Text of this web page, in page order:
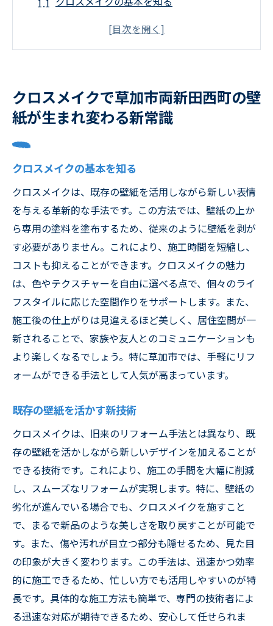
既存の壁紙を活かす新技術
クロスメイクが草加市で選ばれる理由
草加市で注目の次世代施工法クロスメイクの効
施工法の詳細とその効果
色褪せや汚れを一掃する技術力
クロスメイク成功の鍵とは
住まいの価値を高める施工
事例で見るクロスメイクのメリット
草加市での施工実績とお客様の声
壁の汚れをスッキリ解消！草加市で話題のクロ
スメイクが登場
クロスメイクで叶える清潔な壁
日常の汚れを防ぐ施工の仕組み
メンテナンス不要の新技術
お客様の感動の声を紹介
リフレッシュした空間での生活
草加市両新田西町でクロスメイク完成の裏側を
公開
実際の施工プロセスを詳しく紹介
壁紙リフレッシュのための準備
プロフェッショナルの技が光る瞬間
クロスメイクを選んだ理由
施工後のビフォーアフター
施工の流れと所要時間
クロスメイクの魅力を草加市で体感！壁紙リフ
クロスメイクで草加市両新田西町の壁
紙が生まれ変わる新常識
クロスメイクの基本を知る
クロスメイクは、既存の壁紙を活用しながら新しい表情
を与える革新的な手法です。この方法では、壁紙の上か
ら専用の塗料を塗布するため、従来のように壁紙を剥が
す必要がありません。これにより、施工時間を短縮し、
コストも抑えることができます。クロスメイクの魅力
は、色やテクスチャーを自由に選べる点で、個々のライ
フスタイルに応じた空間作りをサポートします。また、
施工後の仕上がりは見違えるほど美しく、居住空間が一
新されることで、家族や友人とのコミュニケーションも
より楽しくなるでしょう。特に草加市では、手軽にリフ
ォームができる手法として人気が高まっています。
既存の壁紙を活かす新技術
クロスメイクは、旧来のリフォーム手法とは異なり、既
存の壁紙を活かしながら新しいデザインを加えることが
できる技術です。これにより、施工の手間を大幅に削減
し、スムーズなリフォームが実現します。特に、壁紙の
劣化が進んでいる場合でも、クロスメイクを施すこと
で、まるで新品のような美しさを取り戻すことが可能で
す。また、傷や汚れが目立つ部分も隠せるため、見た目
の印象が大きく変わります。この手法は、迅速かつ効率
的に施工できるため、忙しい方でも活用しやすいのが特
長です。具体的な施工方法も簡単で、専門の技術者によ
る迅速な対応が期待できるため、安心して任せられま